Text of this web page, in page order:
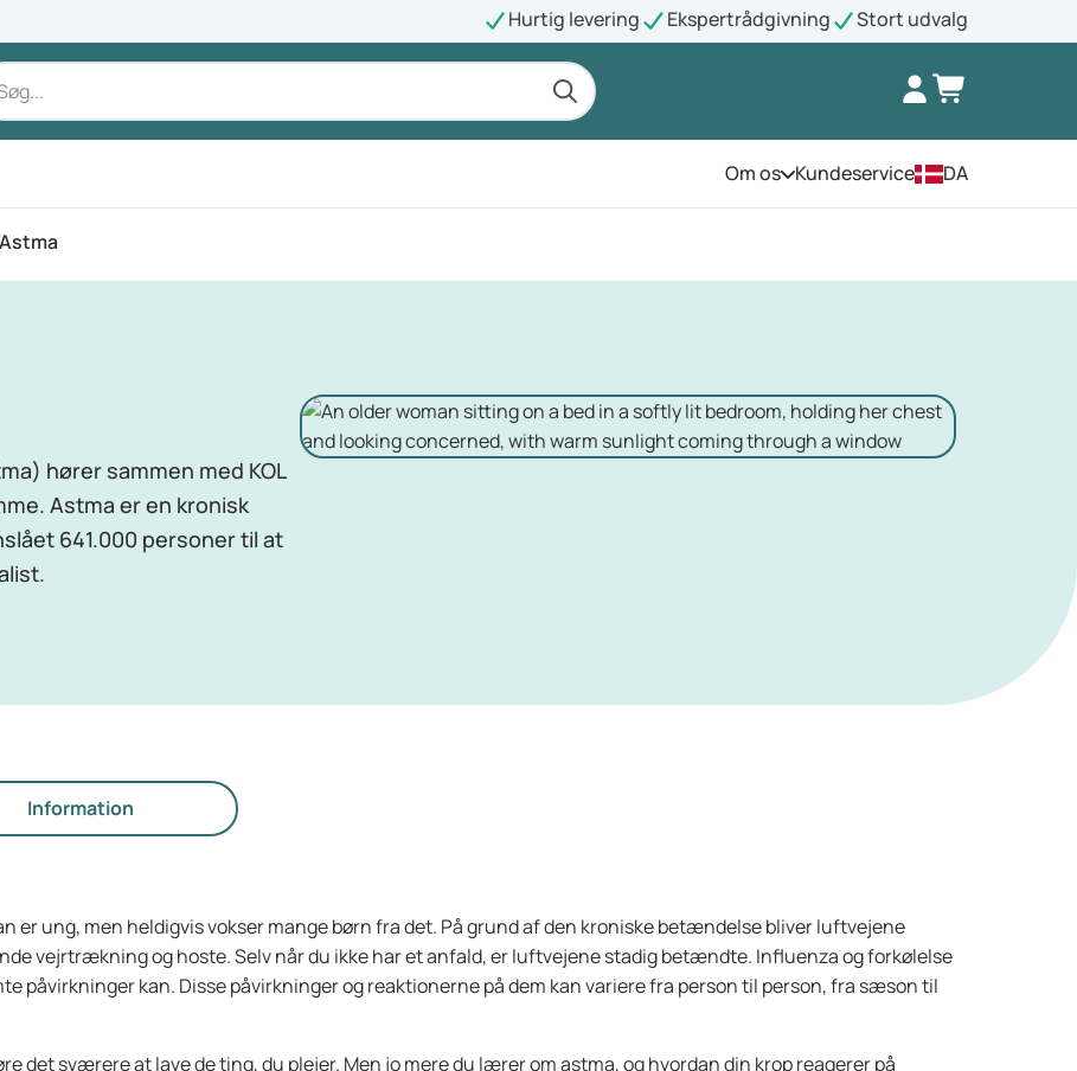
Hurtig levering Ekspertrådgivning Stort udvalg
Om osÅbn menuen
Kundeservice DA
Astma
hører sammen med KOL
Astma er en kronisk
641.000 personer til at
Information
er ung, men heldigvis vokser mange børn fra det. På grund af den kroniske betændelse bliver luftvejene
vejrtrækning og hoste. Selv når du ikke har et anfald, er luftvejene stadig betændte. Influenza og forkølelse
påvirkninger kan. Disse påvirkninger og reaktionerne på dem kan variere fra person til person, fra sæson til
det sværere at lave de ting, du plejer. Men jo mere du lærer om astma, og hvordan din krop reagerer på